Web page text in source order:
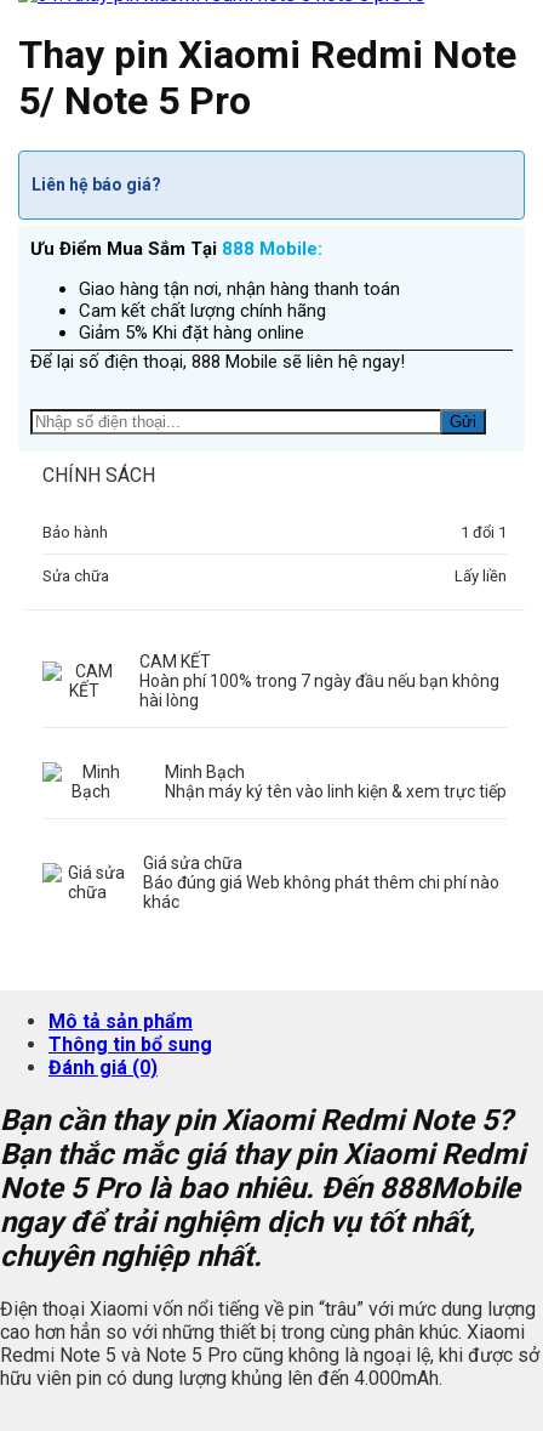
Thay pin Xiaomi Redmi Note
5/ Note 5 Pro
Liên hệ báo giá?
Ưu Điểm Mua Sắm Tại 888 Mobile:
Giao hàng tận nơi, nhận hàng thanh toán
Cam kết chất lượng chính hãng
Giảm 5% Khi đặt hàng online
Để lại số điện thoại, 888 Mobile sẽ liên hệ ngay!
CHÍNH SÁCH
Bảo hành 1 đổi 1
Sửa chữa Lấy liền
CAM KẾT
Hoàn phí 100% trong 7 ngày đầu nếu bạn không
hài lòng
Minh Bạch
Nhận máy ký tên vào linh kiện & xem trực tiếp
Giá sửa chữa
Báo đúng giá Web không phát thêm chi phí nào
khác
Mô tả sản phẩm
Thông tin bổ sung
Đánh giá (0)
Bạn cần thay pin Xiaomi Redmi Note 5?
Bạn thắc mắc giá thay pin Xiaomi Redmi
Note 5 Pro là bao nhiêu. Đến 888Mobile
ngay để trải nghiệm dịch vụ tốt nhất,
chuyên nghiệp nhất.
Điện thoại Xiaomi vốn nổi tiếng về pin “trâu” với mức dung lượng
cao hơn hẳn so với những thiết bị trong cùng phân khúc. Xiaomi
Redmi Note 5 và Note 5 Pro cũng không là ngoại lệ, khi được sở
hữu viên pin có dung lượng khủng lên đến 4.000mAh.